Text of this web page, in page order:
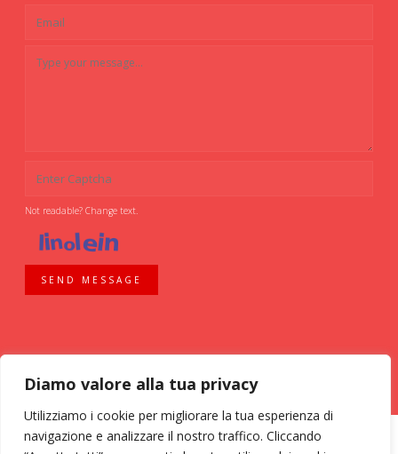
Diamo valore alla tua privacy
Utilizziamo i cookie per migliorare la tua esperienza di
navigazione e analizzare il nostro traffico. Cliccando
Not readable? Change text.
SEND MESSAGE